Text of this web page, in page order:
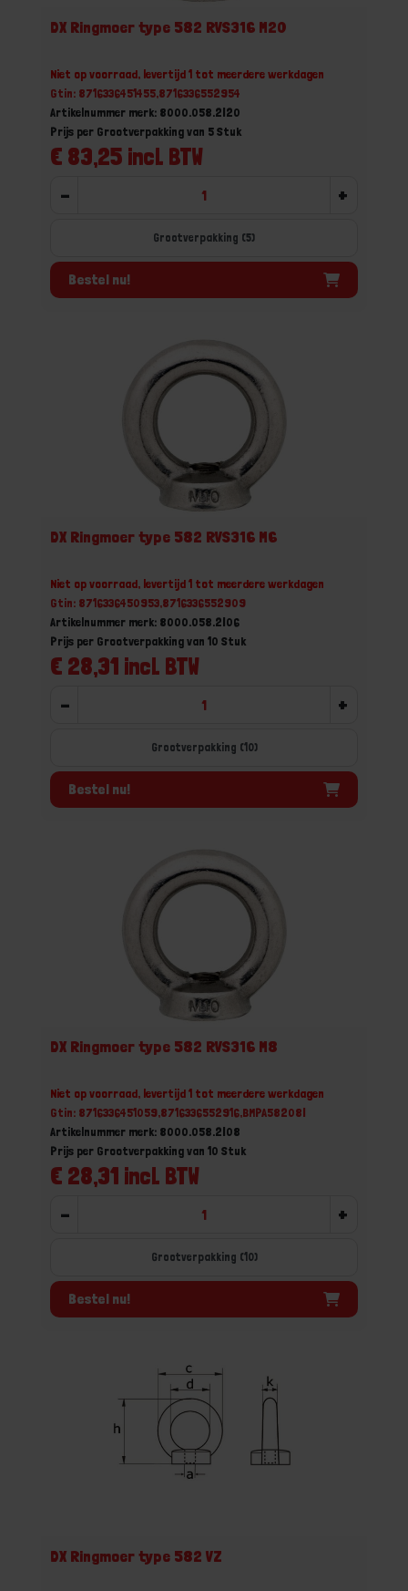
DX Ringmoer type 582 RVS316 M20
Niet op voorraad, levertijd 1 tot meerdere werkdagen
Gtin: 8716336451455,8716336552954
Artikelnummer merk: 8000.058.2I20
€ 83,25 incl. BTW
Prijs per Grootverpakking van 5 Stuk
- +
Grootverpakking (5)
Bestel nu!
DX Ringmoer type 582 RVS316 M6
Niet op voorraad, levertijd 1 tot meerdere werkdagen
Gtin: 8716336450953,8716336552909
Artikelnummer merk: 8000.058.2I06
€ 28,31 incl. BTW
Prijs per Grootverpakking van 10 Stuk
- +
Grootverpakking (10)
Bestel nu!
DX Ringmoer type 582 RVS316 M8
Niet op voorraad, levertijd 1 tot meerdere werkdagen
Gtin: 8716336451059,8716336552916,BMPA58208I
Artikelnummer merk: 8000.058.2I08
€ 28,31 incl. BTW
Prijs per Grootverpakking van 10 Stuk
- +
Grootverpakking (10)
Bestel nu!
DX Ringmoer type 582 VZ